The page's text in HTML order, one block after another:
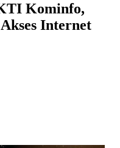
Kominfo,
Internet